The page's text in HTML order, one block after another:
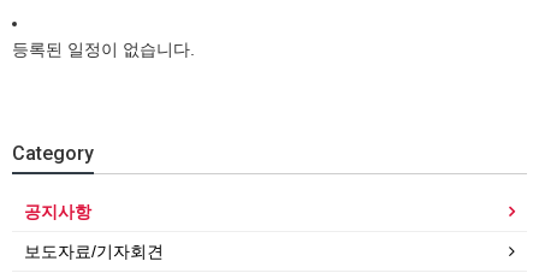
등록된 일정이 없습니다.
Category
공지사항
보도자료/기자회견